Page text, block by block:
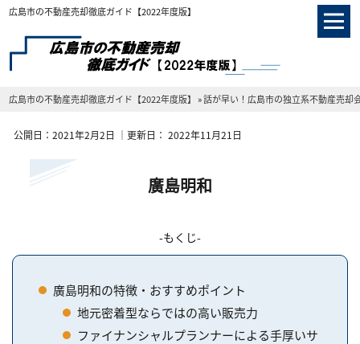
広島市の不動産売却徹底ガイド【2022年度版】
広島市の不動産売却徹底ガイド【2022年度版】 »話が早い！広島市の独立系不動産売却
公開日：2021年2月2日 ｜更新日：2022年11月21日
廣島明和
もくじ
廣島明和の特徴・おすすめポイント
地元密着型ならではの高い販売力
ファイナンシャルプランナーによる手厚いサ